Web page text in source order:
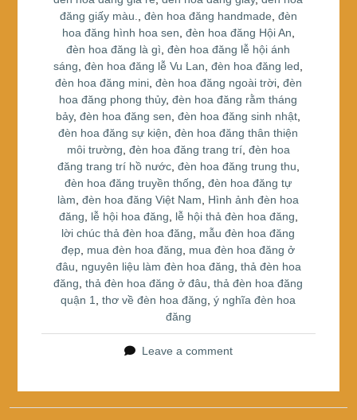
đăng giấy màu.
đèn hoa đăng handmade đèn
hoa đăng hình hoa sen đèn hoa đăng Hội An
đèn hoa đăng là gì ,đèn hoa đăng lễ hội ánh
sáng ,đèn hoa đăng lễ Vu Lan ,đèn hoa đăng led
đèn hoa đăng mini, đèn hoa đăng ngoài trời, đèn
hoa đăng phong thủy,đèn hoa đăng rằm tháng
bảy,đèn hoa đăng sen ,đèn hoa đăng sinh nhật
đèn hoa đăng sự kiện ,đèn hoa đăng thân thiện
môi trường đèn hoa đăng trang trí, đèn hoa
đăng trang trí hồ nước, đèn hoa đăng trung thu
đèn hoa đăng truyền thống ,đèn hoa đăng tự
làm ,đèn hoa đăng Việt Nam
Hình ảnh đèn hoa
đăng
lễ hội hoa đăng lễ hội thả đèn hoa đăng
lời chúc thả đèn hoa đăng
mẫu đèn hoa đăng
đẹp mua đèn hoa đăng
mua đèn hoa đăng ở
đâu
nguyên liệu làm đèn hoa đăng thả đèn hoa
đăng ,thả đèn hoa đăng ở đâu ,thả đèn hoa đăng
quận 1
,thơ về đèn hoa đăng ,ý nghĩa đèn hoa
đăng
Leave a comment